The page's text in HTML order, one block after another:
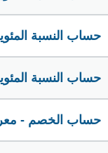
حساب النسبة
حساب النسبة
حساب الخصم -